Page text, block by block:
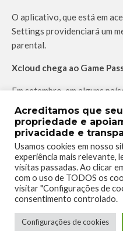
O aplicativo, que está em
Settings providenciará um
parental.
Xcloud chega ao Game
Em setembro, em alguns
Game Pass Ultimate
permitirá, que qualquer um
qualquer dispositivo.
Apesar de algumas
importante que Phil
marca já tem em entregar o
para os usuários.
Acreditamos que
propriedade e
privacidade e
Usamos cookies em nosso
experiência mais relevante,
visitas passadas. Ao clicar
com o uso de TODOS os
visitar "Configurações de
consentimento controlado.
Configurações de cookies